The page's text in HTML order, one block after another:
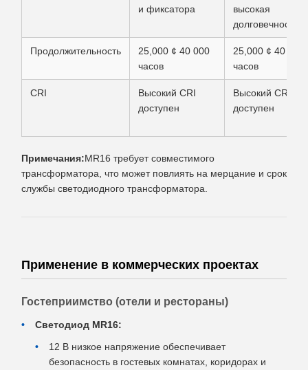
и фиксатора
высокая
долговечность
Продолжительность
25,000 ¢ 40 000
часов
25,000 ¢ 40 000
часов
CRI
Высокий CRI
доступен
Высокий CRI
доступен
Примечания:MR16 требует совместимого
трансформатора, что может повлиять на мерцание и срок
службы светодиодного трансформатора.
Применение в коммерческих проектах
Гостеприимство (отели и рестораны)
Светодиод MR16:
12 В низкое напряжение обеспечивает
безопасность в гостевых комнатах, коридорах и